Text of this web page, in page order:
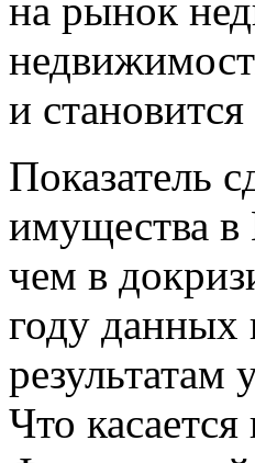
на рынок
и
Показатель
имущества
чем в
году данных
результатам
Что